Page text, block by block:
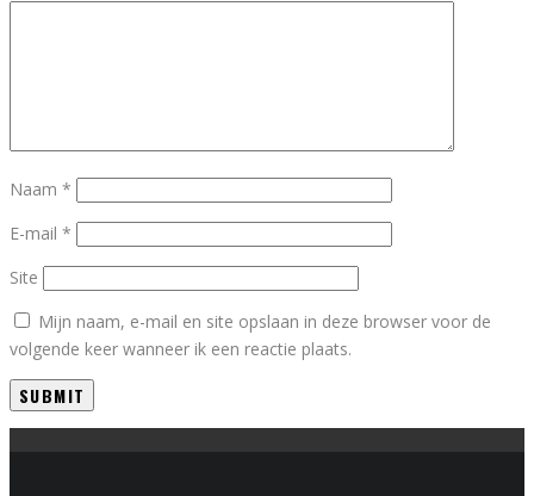
Naam *
E-mail *
Site
Mijn naam, e-mail en site opslaan in deze browser voor de
volgende keer wanneer ik een reactie plaats.